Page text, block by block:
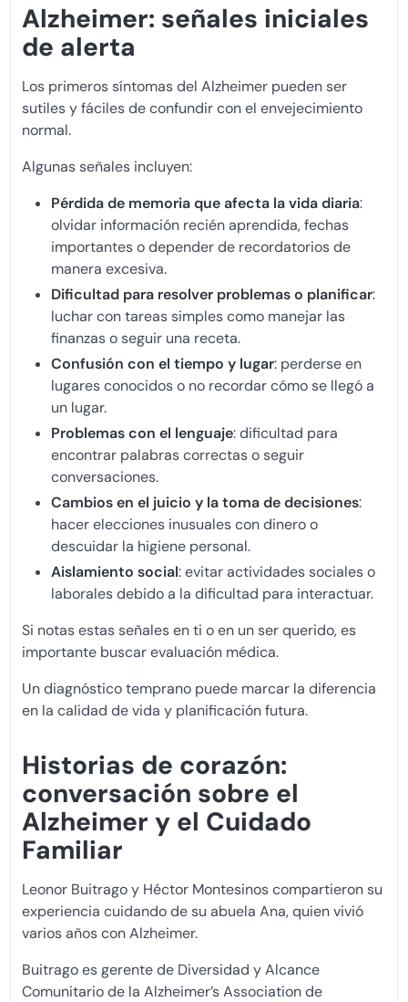
Alzheimer: señales iniciales
de alerta
Los primeros síntomas del Alzheimer pueden ser
sutiles y fáciles de confundir con el envejecimiento
normal.
Algunas señales incluyen:
Pérdida de memoria que afecta la vida diaria:
olvidar información recién aprendida, fechas
importantes o depender de recordatorios de
manera excesiva.
Dificultad para resolver problemas o planificar:
luchar con tareas simples como manejar las
finanzas o seguir una receta.
Confusión con el tiempo y lugar: perderse en
lugares conocidos o no recordar cómo se llegó a
un lugar.
Problemas con el lenguaje: dificultad para
encontrar palabras correctas o seguir
conversaciones.
Cambios en el juicio y la toma de decisiones:
hacer elecciones inusuales con dinero o
descuidar la higiene personal.
Aislamiento social: evitar actividades sociales o
laborales debido a la dificultad para interactuar.
Si notas estas señales en ti o en un ser querido, es
importante buscar evaluación médica.
Un diagnóstico temprano puede marcar la diferencia
en la calidad de vida y planificación futura.
Historias de corazón:
conversación sobre el
Alzheimer y el Cuidado
Familiar
Leonor Buitrago y Héctor Montesinos compartieron su
experiencia cuidando de su abuela Ana, quien vivió
varios años con Alzheimer.
Buitrago es gerente de Diversidad y Alcance
Comunitario de la Alzheimer’s Association de